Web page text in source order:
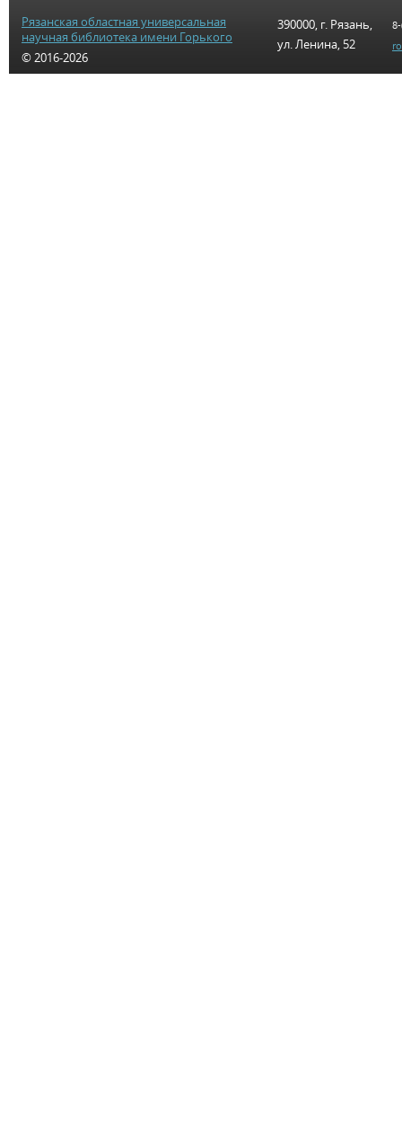
Рязанская областная универсальная
научная библиотека имени Горького
© 2016-2026
390000, г. Рязань,
ул. Ленина, 52